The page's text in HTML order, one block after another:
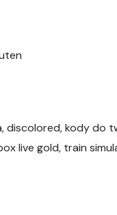
discolored, kody do
live gold, train